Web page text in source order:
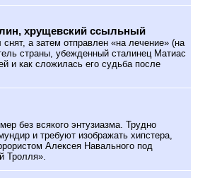
хрущевский ссыльный
а затем отправлен «на лечение» (на
страны, убежденный сталинец Матиас
и как сложилась его судьба после
без всякого энтузиазма. Трудно
и требуют изображать хипстера,
Алексея Навального под
Тролля».